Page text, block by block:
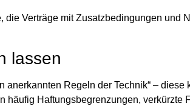
Verträge mit Zusatzbedingungen und
lassen
Regeln der Technik“ – diese
häufig Haftungsbegrenzungen, verkürzte